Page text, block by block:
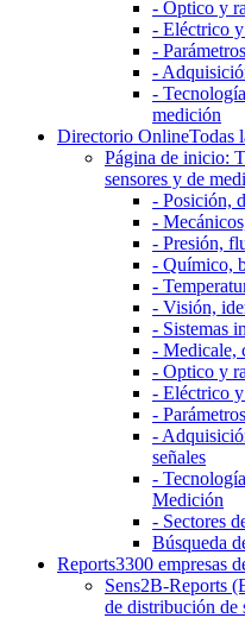
- Optico y
- Eléctrico
-
-
-
medición
Directorio OnlineTodas
Página de inicio:
sensores y de
- Posición,
-
- Presión,
- Químico,
-
- Visión,
- Sistemas
- Medicale,
- Optico y
- Eléctrico
-
-
señales
-
Medición
- Sectores
Búsqueda
Reports3300 empresas
Sens2B-Reports
de distribución de